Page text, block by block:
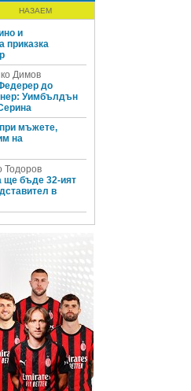
НАЗАЕМ
и
приказка
Димов
до
Уимбълдън
мъжете,
на
Тодоров
ще бъде 32-ият
в